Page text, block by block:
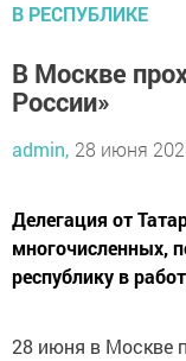
В РЕСПУБЛИКЕ
В Москве
России»
admin, 28 июня
Делегация от
многочисленных,
республику в
28 июня в Москве